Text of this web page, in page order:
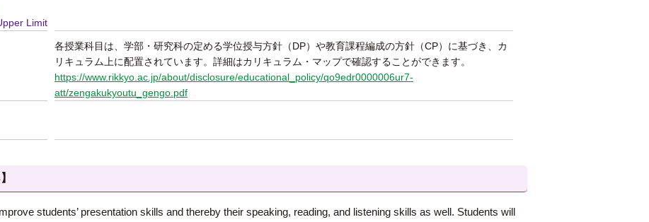
Limit
各授業科目は、学部・研究科の定める学位授与方針（DP）や教育課程編成の方針（CP）に基づき、カ
リキュラム上に配置されています。詳細はカリキュラム・マップで確認することができます。
https://www.rikkyo.ac.jp/about/disclosure/educational_policy/qo9edr0000006ur7-
att/zengakukyoutu_gengo.pdf
students’ presentation skills and thereby their speaking, reading, and listening skills as well. Students will